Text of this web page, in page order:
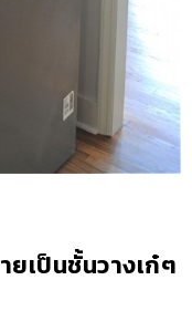
เป็นชั้นวางเก๋ๆ